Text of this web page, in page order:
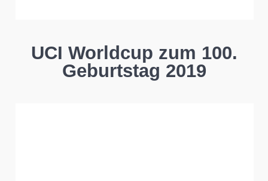
UCI Worldcup zum 100.
Geburtstag 2019